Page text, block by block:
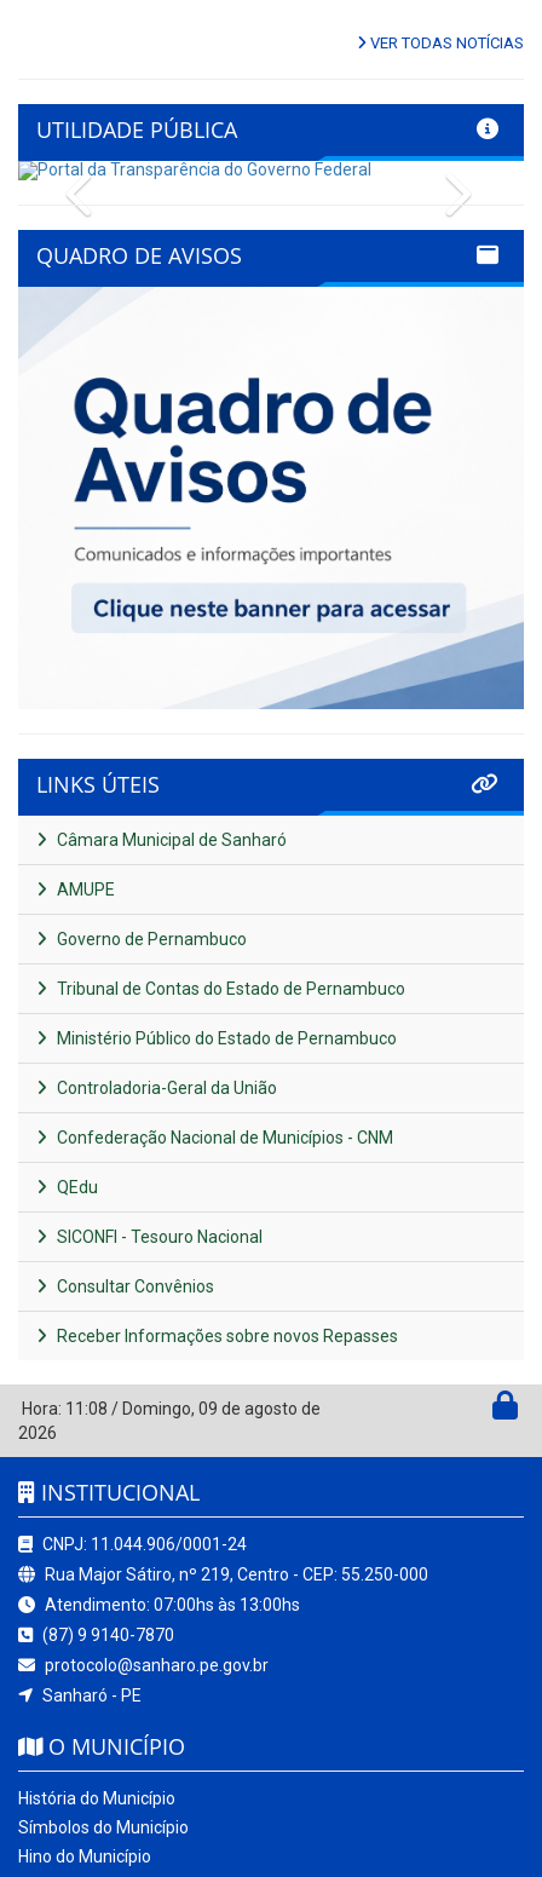
VER TODAS NOTÍCIAS
UTILIDADE PÚBLICA
Previous
QUADRO DE AVISOS
LINKS ÚTEIS
Câmara Municipal de Sanharó
AMUPE
Governo de Pernambuco
Tribunal de Contas do Estado de Pernambuco
Ministério Público do Estado de Pernambuco
Controladoria-Geral da União
Confederação Nacional de Municípios - CNM
QEdu
SICONFI - Tesouro Nacional
Consultar Convênios
Receber Informações sobre novos Repasses
Hora: 11:08 / Domingo, 09 de agosto de
2026
INSTITUCIONAL
CNPJ: 11.044.906/0001-24
Rua Major Sátiro, nº 219, Centro - CEP: 55.250-000
Atendimento: 07:00hs às 13:00hs
(87) 9 9140-7870
protocolo@sanharo.pe.gov.br
Sanharó - PE
O MUNICÍPIO
História do Município
Símbolos do Município
Hino do Município